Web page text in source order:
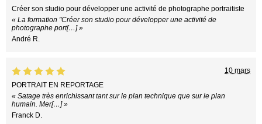
Créer son studio pour développer une activité de photographe portraitiste
« La formation "Créer son studio pour développer une activité de
photographe port[…] »
André R.
10 mars
PORTRAIT EN REPORTAGE
« Satage très enrichissant tant sur le plan technique que sur le plan
humain. Mer[…] »
Franck D.